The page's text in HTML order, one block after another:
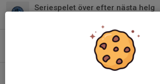
Seriespelet över efter nästa helg
Igång igen efter sommaruppehållet